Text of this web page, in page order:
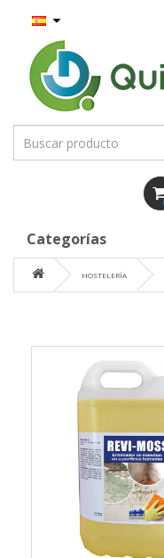
Categorías
HOSTELERÍA